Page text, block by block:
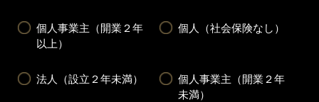
個人事業主（開業２年
以上）
個人（社会保険なし）
法人（設立２年未満）
個人事業主（開業２年
未満）